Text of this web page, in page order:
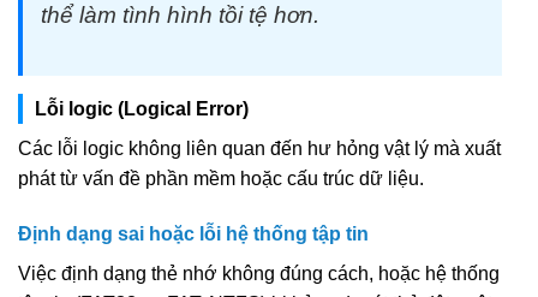
thể làm tình hình tồi tệ hơn.
Lỗi logic (Logical Error)
Các lỗi logic không liên quan đến hư hỏng vật lý mà xuất
phát từ vấn đề phần mềm hoặc cấu trúc dữ liệu.
Định dạng sai hoặc lỗi hệ thống tập tin
Việc định dạng thẻ nhớ không đúng cách, hoặc hệ thống